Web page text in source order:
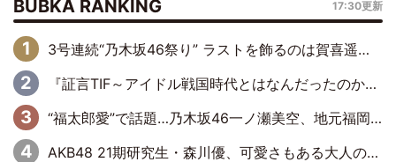
BUBKA RANKING 17:30更新
3号連続“乃木坂46祭り” ラストを飾るのは賀喜遥香…5年ぶりの登場に「5年分大人になった私を見ていただけたら」
『証言TIF～アイドル戦国時代とはなんだったのか～』第6回：でんぱ組.inc・古川未鈴×相沢梨紗「『ハロプロやりたかったな』って言ったら、夢眠ねむさんに『てめえはでんぱ組．incなんだよ！』って肩パンされて(笑)」
“福太郎愛”で話題…乃木坂46一ノ瀬美空、地元福岡『めんべい25周年トップサポーター』に就任
AKB48 21期研究生・森川優、可愛さもある大人の女性に